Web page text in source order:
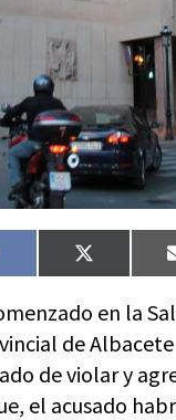
en
X
(Twitter)
en la
de
de violar y
el acusado